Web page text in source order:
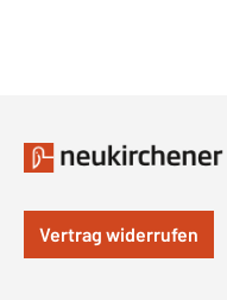
Vertrag widerrufen